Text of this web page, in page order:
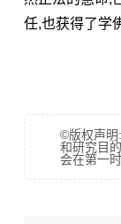
任,也获得了学
©版权声明
和研究目
会在第一